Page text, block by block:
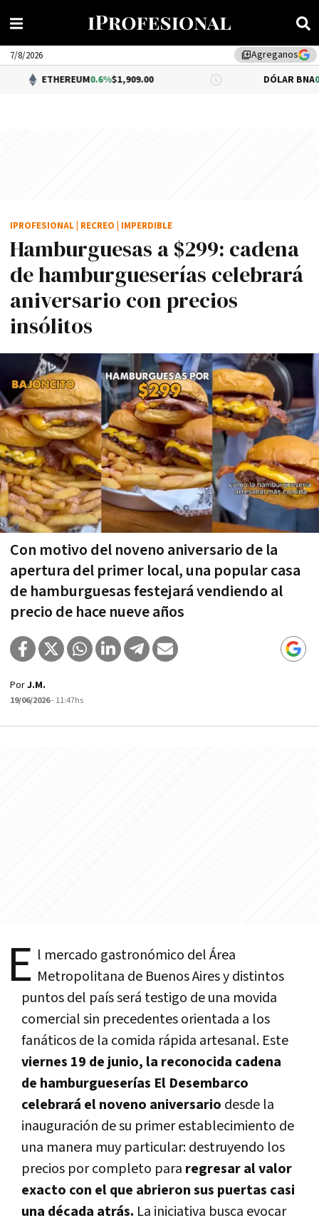
library_addAgreganos
7/8/2026
0.6%$1,909.00 DÓLAR BNA 0.34%
Hamburguesas a $299: cadena
de hamburgueserías celebrará
aniversario con precios
insólitos
Con motivo del noveno aniversario de la
apertura del primer local, una popular casa
de hamburguesas festejará vendiendo al
precio de hace nueve años
IPROFESIONAL RECREO IMPERDIBLE
PorJ.M.
19/06/2026- 11:47hs
E l mercado gastronómico del Área
Metropolitana de Buenos Aires y distintos
puntos del país será testigo de una movida
comercial sin precedentes orientada a los
fanáticos de la comida rápida artesanal. Este
viernes 19 de junio, la reconocida cadena
de hamburgueserías El Desembarco
celebrará el noveno aniversario desde la
inauguración de su primer establecimiento de
una manera muy particular: destruyendo los
precios por completo para regresar al valor
exacto con el que abrieron sus puertas casi
una década atrás. La iniciativa busca evocar